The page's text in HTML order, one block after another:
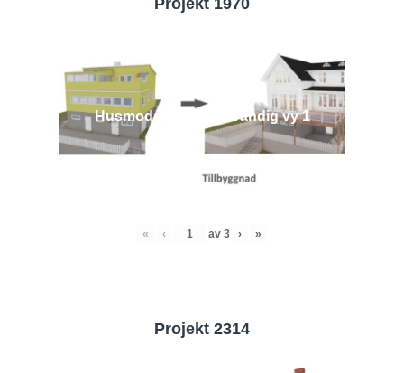
Projekt 1970
Husmodell 1970 - Utvändig vy 1
« ‹ av 3 › »
Projekt 2314